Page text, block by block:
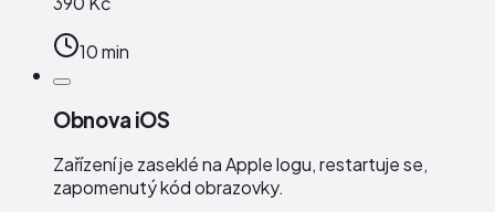
10 min
Obnova iOS
Zařízení je zaseklé na Apple logu, restartuje se,
zapomenutý kód obrazovky.